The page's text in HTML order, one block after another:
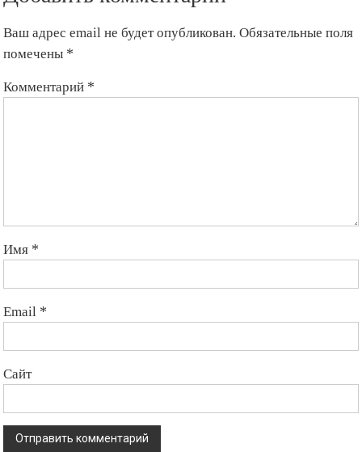
Кыргызстана
Ваш адрес email не будет опубликован. Обязательные поля
помечены *
Комментарий *
Имя *
Email *
Сайт